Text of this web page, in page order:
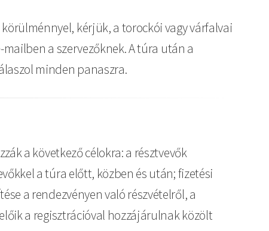
kérjük, a torockói vagy várfalvai
a szervezőknek. A túra után a
minden panaszra.
a következő célokra: a résztvevők
a túra előtt, közben és után; fizetési
a rendezvényen való részvételről, a
a regisztrációval hozzájárulnak közölt